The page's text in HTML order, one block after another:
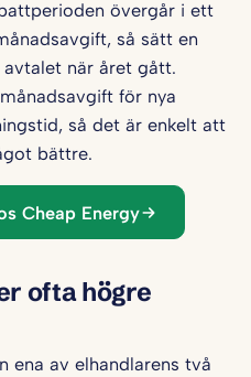
övergår i ett
så sätt en
när året gått.
för nya
så det är enkelt att
bättre.
Cheap Energy
ofta högre
ena av elhandlarens två